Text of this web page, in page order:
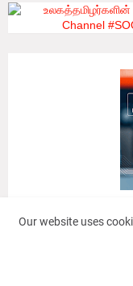
Our website uses